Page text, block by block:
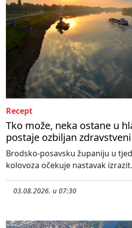
Recept
Tko može, neka ostane u
postaje ozbiljan
Brodsko-posavsku županiju u
kolovoza očekuje nastavak
03.08.2026. u 07:30